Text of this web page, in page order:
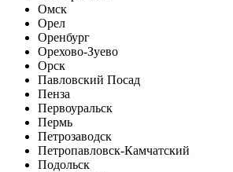
Омск
Орел
Оренбург
Орехово-Зуево
Орск
Павловский Посад
Пенза
Первоуральск
Пермь
Петрозаводск
Петропавловск-Камчатский
Подольск